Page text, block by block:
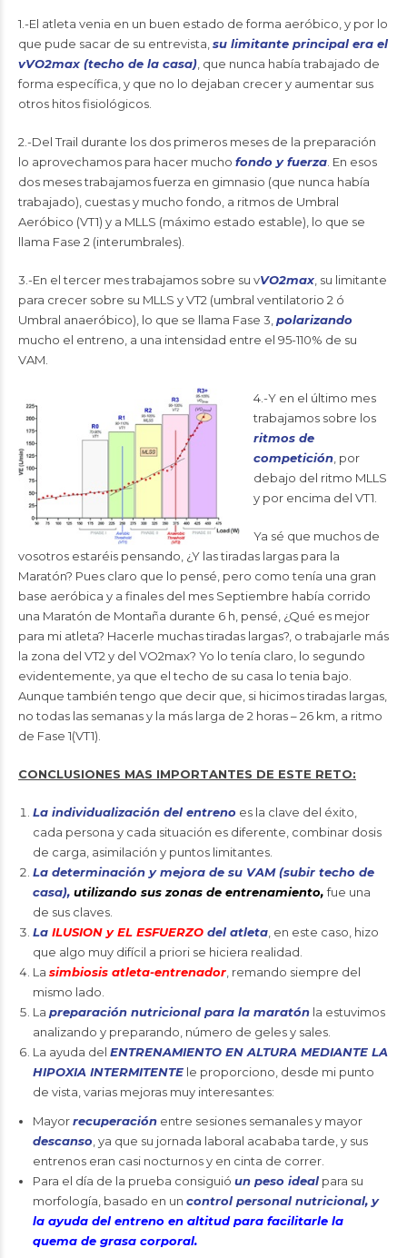
1.-El atleta venia en un buen estado de forma aeróbico, y por lo
que pude sacar de su entrevista, su limitante principal era el
vVO2max (techo de la casa) , que nunca había trabajado de
forma específica, y que no lo dejaban crecer y aumentar sus
otros hitos fisiológicos.
2.-Del Trail durante los dos primeros meses de la preparación
lo aprovechamos para hacer mucho fondo y fuerza . En esos
dos meses trabajamos fuerza en gimnasio (que nunca había
trabajado), cuestas y mucho fondo, a ritmos de Umbral
Aeróbico (VT1) y a MLLS (máximo estado estable), lo que se
llama Fase 2 (interumbrales).
3.-En el tercer mes trabajamos sobre su vVO2max , su limitante
para crecer sobre su MLLS y VT2 (umbral ventilatorio 2 ó
Umbral anaeróbico), lo que se llama Fase 3, polarizando
mucho el entreno, a una intensidad entre el 95-110% de su
VAM.
4.-Y en el último mes
trabajamos sobre los
ritmos de
competición , por
debajo del ritmo MLLS
y por encima del VT1.
Ya sé que muchos de
vosotros estaréis pensando, ¿Y las tiradas largas para la
Maratón? Pues claro que lo pensé, pero como tenía una gran
base aeróbica y a finales del mes Septiembre había corrido
una Maratón de Montaña durante 6 h, pensé, ¿Qué es mejor
para mi atleta? Hacerle muchas tiradas largas?, o trabajarle más
la zona del VT2 y del VO2max? Yo lo tenía claro, lo segundo
evidentemente, ya que el techo de su casa lo tenia bajo.
Aunque también tengo que decir que, si hicimos tiradas largas,
no todas las semanas y la más larga de 2 horas – 26 km, a ritmo
de Fase 1(VT1).
CONCLUSIONES MAS IMPORTANTES DE ESTE RETO:
La individualización del entreno es la clave del éxito,
cada persona y cada situación es diferente, combinar dosis
de carga, asimilación y puntos limitantes.
La determinación y mejora de su VAM (subir techo de
casa), utilizando sus zonas de entrenamiento,fue una
de sus claves.
La ILUSION y EL ESFUERZOdel atleta, en este caso, hizo
que algo muy difícil a priori se hiciera realidad.
La simbiosis atleta-entrenador, remando siempre del
mismo lado.
La preparación nutricional para la maratónla estuvimos
analizando y preparando, número de geles y sales.
La ayuda del ENTRENAMIENTO EN ALTURA MEDIANTE LA
HIPOXIA INTERMITENTEle proporciono, desde mi punto
de vista, varias mejoras muy interesantes:
Mayorrecuperación entre sesiones semanales y mayor
descanso , ya que su jornada laboral acababa tarde, y sus
entrenos eran casi nocturnos y en cinta de correr.
Para el día de la prueba consiguió un peso idealpara su
morfología, basado en un control personal nutricional, y
la ayuda del entreno en altitud para facilitarle la
quema de grasa corporal.